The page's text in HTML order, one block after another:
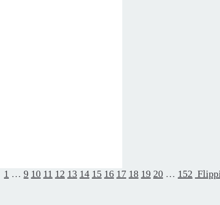
1 … 9 10 11 12 13 14 15 16 17 18 19 20 … 152